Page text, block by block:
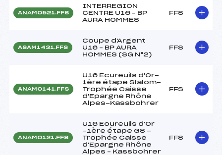
ANAM0521.FFS
INTERREGION
CENTRE U16 – BP
AURA HOMMES
FFS
ASAM1431.FFS
Coupe d'Argent
U16 – BP AURA
HOMMES (SG N°2)
FFS
ANAM0141.FFS
U16 Ecureuils d'Or-
1ère étape Slalom-
Trophée Caisse
d'Epargne Rhône
Alpes-Kassbohrer
FFS
ANAM0121.FFS
U16 Ecureuils d'Or
-1ère étape GS -
Trophée Caisse
d'Epargne Rhône
Alpes – Kassbohrer
FFS